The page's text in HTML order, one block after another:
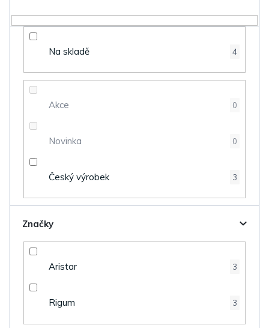
o
Na skladě 4
Akce 0
Novinka 0
Český výrobek 3
Značky
Aristar 3
Rigum 3